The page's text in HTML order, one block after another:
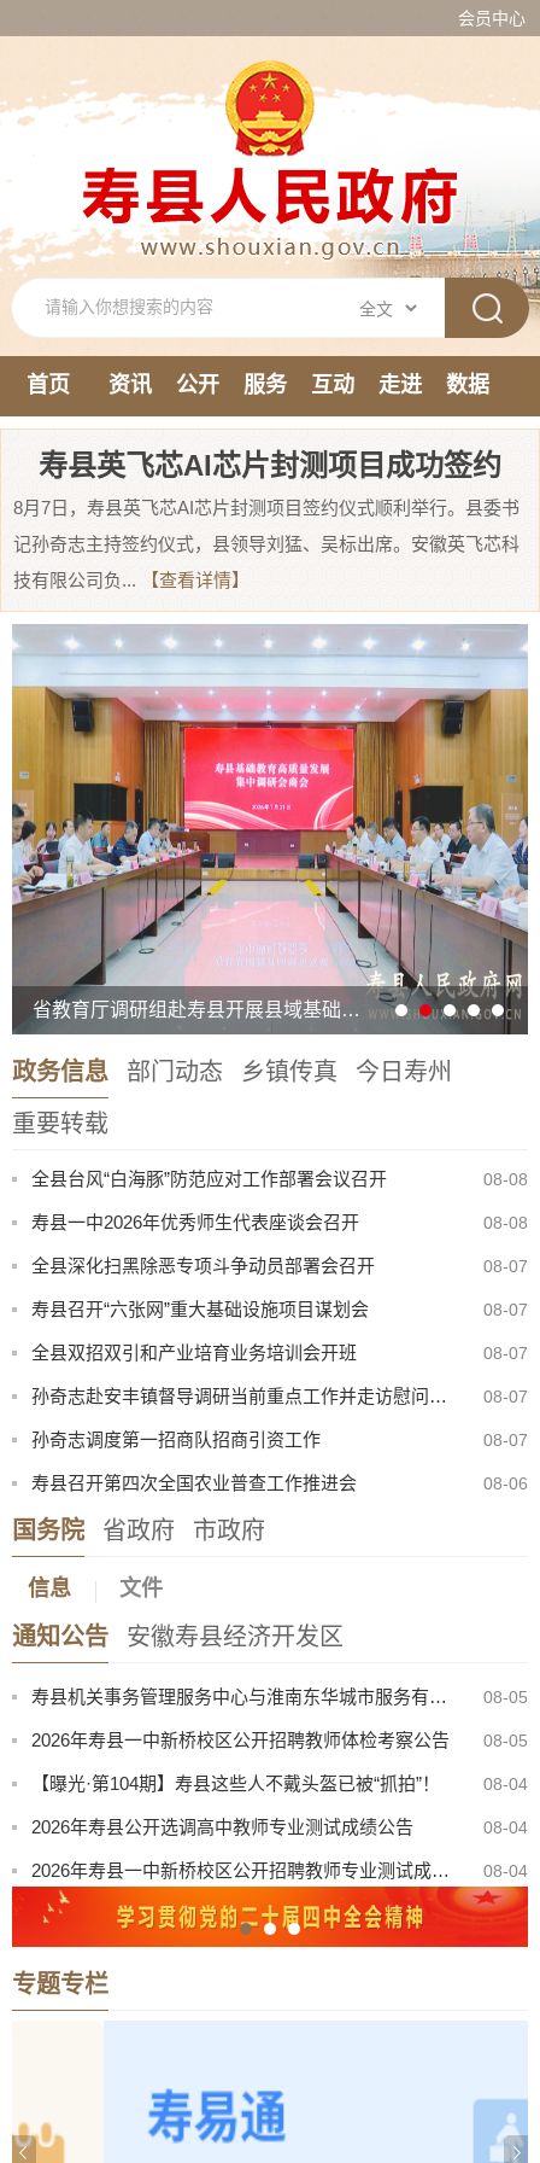
会员中心
首页 资讯 公开 服务 互动 走进
数据
新媒体
寿县英飞芯AI芯片封测项目成功签约
8月7日，寿县英飞芯AI芯片封测项目签约仪式顺利举行。县委书
记孙奇志主持签约仪式，县领导刘猛、吴标出席。安徽英飞芯科
技有限公司负...
【查看详情】
省教育厅调研组赴寿县开展县域基础教育高质量发展集中调研
政务信息 部门动态 乡镇传真
今日寿州
重要转载
全县台风“白海豚”防范应对工作部署会议召开 08-08
寿县一中2026年优秀师生代表座谈会召开 08-08
全县深化扫黑除恶专项斗争动员部署会召开 08-07
寿县召开“六张网”重大基础设施项目谋划会 08-07
全县双招双引和产业培育业务培训会开班 08-07
孙奇志赴安丰镇督导调研当前重点工作并走访慰问特困家庭 08-07
孙奇志调度第一招商队招商引资工作 08-07
寿县召开第四次全国农业普查工作推进会 08-06
国务院 省政府 市政府
信息 文件
通知公告 安徽寿县经济开发区
8月份县直部门领导干部接访安排表
寿县中医院康复楼外加电梯处置（二次）谈判公告
08-05
2026年寿县一中新桥校区公开招聘教师体检考察公告 08-05
【曝光·第104期】寿县这些人不戴头盔已被“抓拍”！ 08-04
2026年寿县公开选调高中教师专业测试成绩公告 08-04
08-04
“寿州古城杯”寿县第三届青歌赛决赛公告 08-03
关于召开寿县珍珠泉、淮南王墓景点门票听证会有关事项公告 08-03
8月份县直部门领导干部接访安排表
08-05
专题专栏